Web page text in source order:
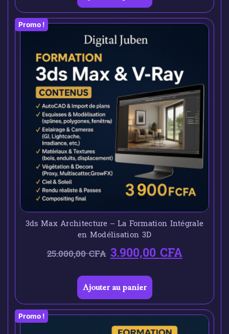
Promo !
3ds Max Architecture – La Formation Intégrale
en Modélisation 3D
25.000,00CFA 3.900,00CFA
Ajouter au panier
Promo !